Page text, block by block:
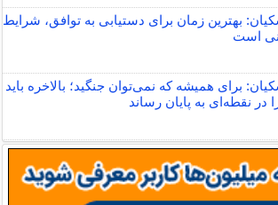
بهترین زمان برای دستیابی به توافق، شرایط
است
برای همیشه که نمی‌توان جنگید؛ بالاخره باید
در نقطه‌ای به پایان رساند